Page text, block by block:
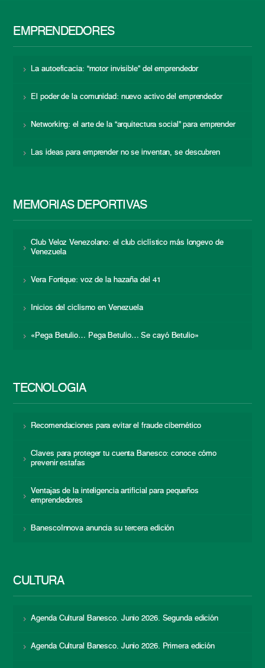
EMPRENDEDORES
La autoeficacia: “motor invisible” del emprendedor
El poder de la comunidad: nuevo activo del emprendedor
Networking: el arte de la “arquitectura social” para emprender
Las ideas para emprender no se inventan, se descubren
MEMORIAS DEPORTIVAS
Club Veloz Venezolano: el club ciclístico más longevo de
Venezuela
Vera Fortique: voz de la hazaña del 41
Inicios del ciclismo en Venezuela
«Pega Betulio… Pega Betulio… Se cayó Betulio»
TECNOLOGÍA
Recomendaciones para evitar el fraude cibernético
Claves para proteger tu cuenta Banesco: conoce cómo
prevenir estafas
Ventajas de la inteligencia artificial para pequeños
emprendedores
BanescoInnova anuncia su tercera edición
CULTURA
Agenda Cultural Banesco. Junio 2026. Segunda edición
Agenda Cultural Banesco. Junio 2026. Primera edición